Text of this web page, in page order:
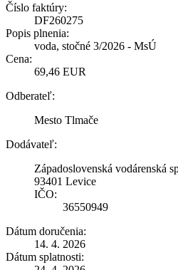
Číslo faktúry:
DF260275
Popis plnenia:
voda, stočné 3/2026 - MsÚ
Cena:
69,46 EUR
Odberateľ:
Mesto Tlmače
Dodávateľ:
Západoslovenská vodárenská
93401 Levice
IČO:
36550949
Dátum doručenia:
14. 4. 2026
Dátum splatnosti: